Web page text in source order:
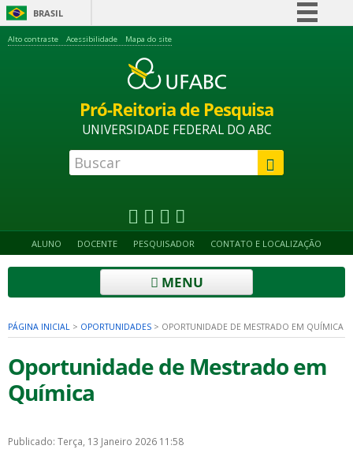
BRASIL
Acesso à informação
Alto contraste Acessibilidade Mapa do site
Pró-Reitoria de Pesquisa
UNIVERSIDADE FEDERAL DO ABC
ALUNO DOCENTE PESQUISADOR CONTATO E LOCALIZAÇÃO
MENU
PÁGINA INICIAL > OPORTUNIDADES > OPORTUNIDADE DE MESTRADO EM QUÍMICA
Oportunidade de Mestrado em
Química
Publicado: Terça, 13 Janeiro 2026 11:58